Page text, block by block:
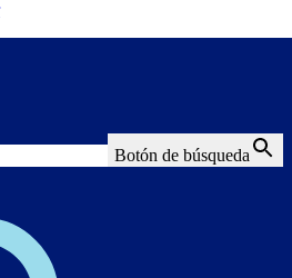
Botón de búsqueda